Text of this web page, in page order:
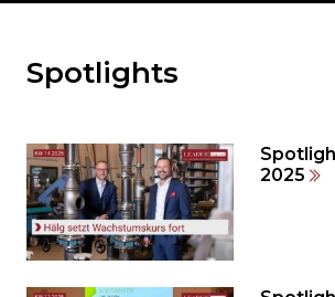
Möchten
den
weiteren
Inhalt
auslassen
und
Spotlights
2025